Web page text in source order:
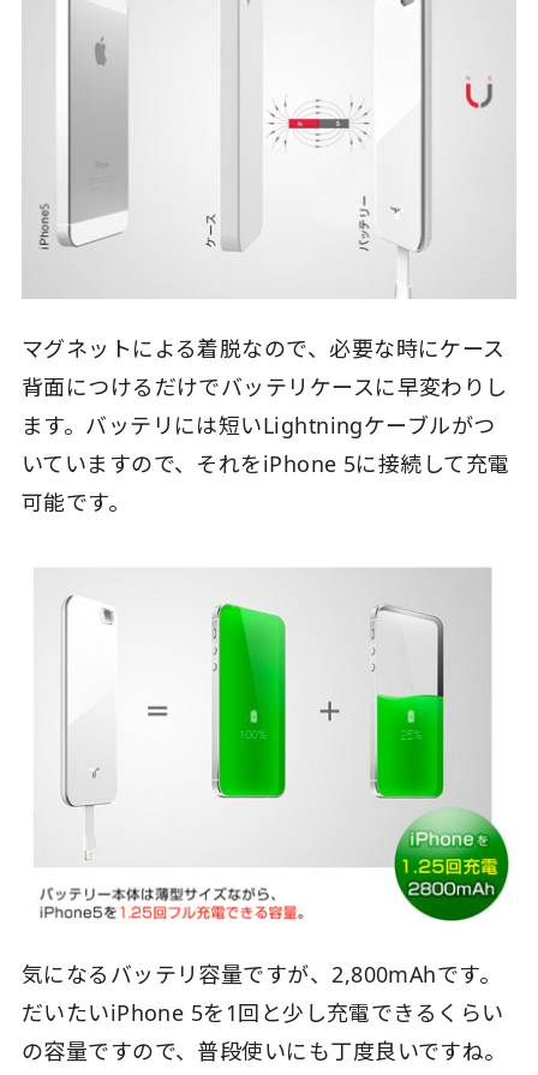
マグネットによる着脱なので、必要な時にケース
背面につけるだけでバッテリケースに早変わりし
ます。バッテリには短いLightningケーブルがつ
いていますので、それをiPhone 5に接続して充電
可能です。
気になるバッテリ容量ですが、2,800mAhです。
だいたいiPhone 5を1回と少し充電できるくらい
の容量ですので、普段使いにも丁度良いですね。